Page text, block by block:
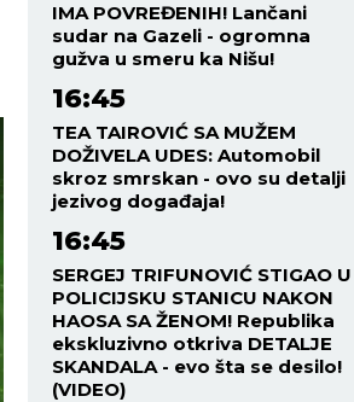
IMA POVREĐENIH! Lančani
sudar na Gazeli - ogromna
gužva u smeru ka Nišu!
16:45
TEA TAIROVIĆ SA MUŽEM
DOŽIVELA UDES: Automobil
skroz smrskan - ovo su detalji
jezivog događaja!
16:45
SERGEJ TRIFUNOVIĆ STIGAO U
POLICIJSKU STANICU NAKON
HAOSA SA ŽENOM! Republika
ekskluzivno otkriva DETALJE
SKANDALA - evo šta se desilo!
(VIDEO)